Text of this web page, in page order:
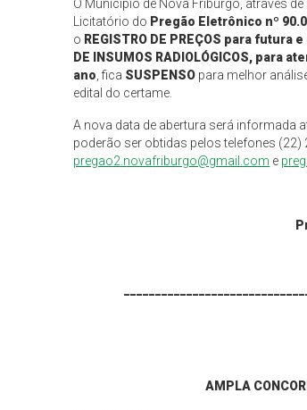
O Município de Nova Friburgo, através
Licitatório do Pregão Eletrônico nº 90.
o REGISTRO DE PREÇOS para futura
DE INSUMOS RADIOLÓGICOS, para
ano , fica SUSPENSO para melhor
edital do certame.
A nova data de abertura será informada
poderão ser obtidas pelos telefones
pregao2.novafriburgo@gmail.com e
AMPLA